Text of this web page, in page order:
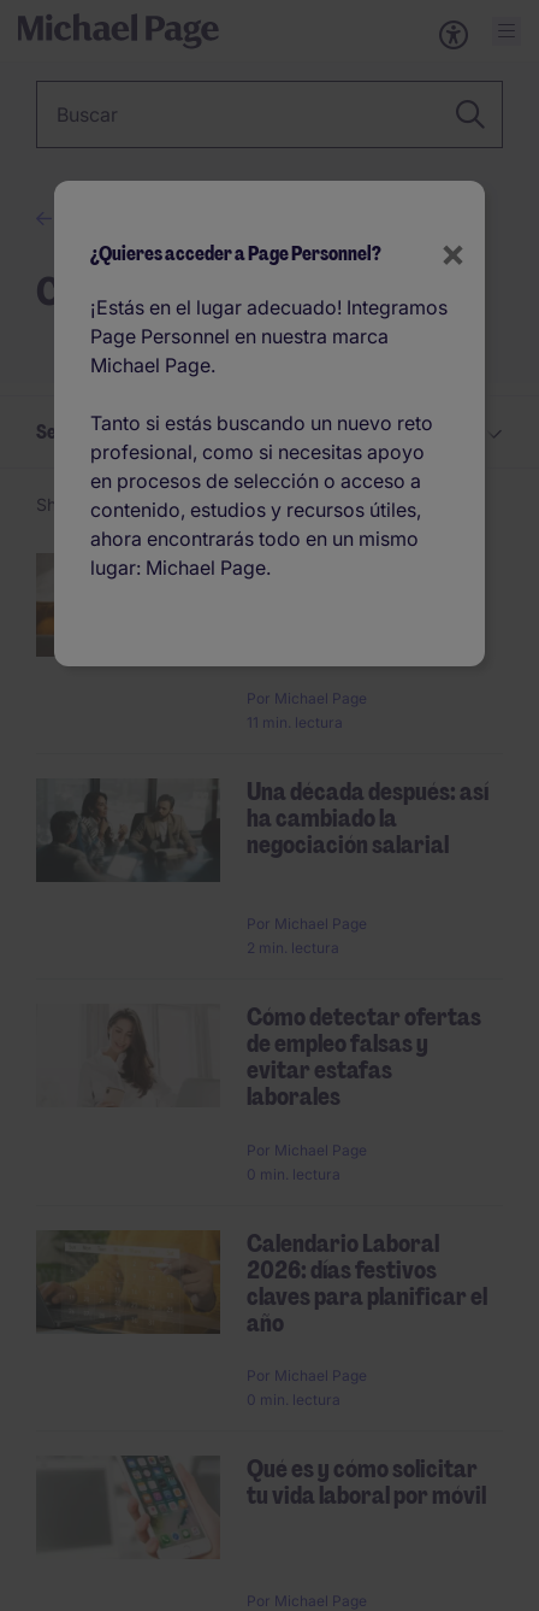
Candidatos
Selecciona un Candidatos tema
Showing 1 -24of 176 articles
Cómo escribir una
Por Michael Page
11 min. lectura
Una década después: así
ha cambiado la
negociación salarial
Por Michael Page
2 min. lectura
Cómo detectar ofertas
de empleo falsas y
evitar estafas
laborales
Por Michael Page
0 min. lectura
Calendario Laboral
2026: días festivos
claves para planificar el
año
Por Michael Page
0 min. lectura
Qué es y cómo solicitar
tu vida laboral por móvil
Por Michael Page
×
¿Quieres acceder a Page Personnel?
¡Estás en el lugar adecuado! Integramos
Page Personnel en nuestra marca
Michael Page.
Tanto si estás buscando un nuevo reto
profesional, como si necesitas apoyo
en procesos de selección o acceso a
contenido, estudios y recursos útiles,
ahora encontrarás todo en un mismo
lugar: Michael Page.